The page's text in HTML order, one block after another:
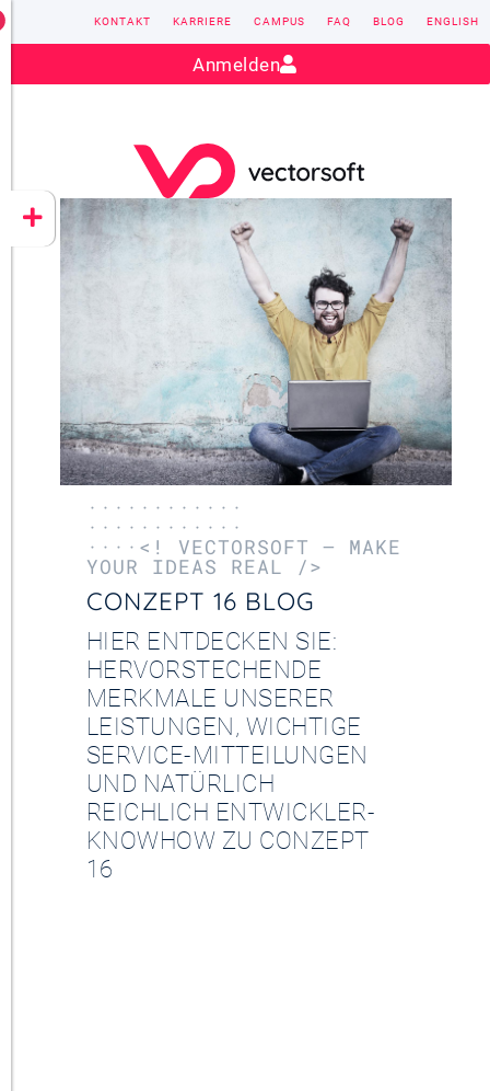
CONZEPT 16
YEET
Kontakt:sales@vectorsoft.de
KONTAKT KARRIERE CAMPUS FAQ BLOG ENGLISH
Anmelden
············
············
····<! VECTORSOFT – MAKE
YOUR IDEAS REAL />
CONZEPT 16 BLOG
HIER ENTDECKEN SIE:
HERVORSTECHENDE
MERKMALE UNSERER
LEISTUNGEN, WICHTIGE
SERVICE-MITTEILUNGEN
UND NATÜRLICH
REICHLICH ENTWICKLER-
KNOWHOW ZU CONZEPT
16